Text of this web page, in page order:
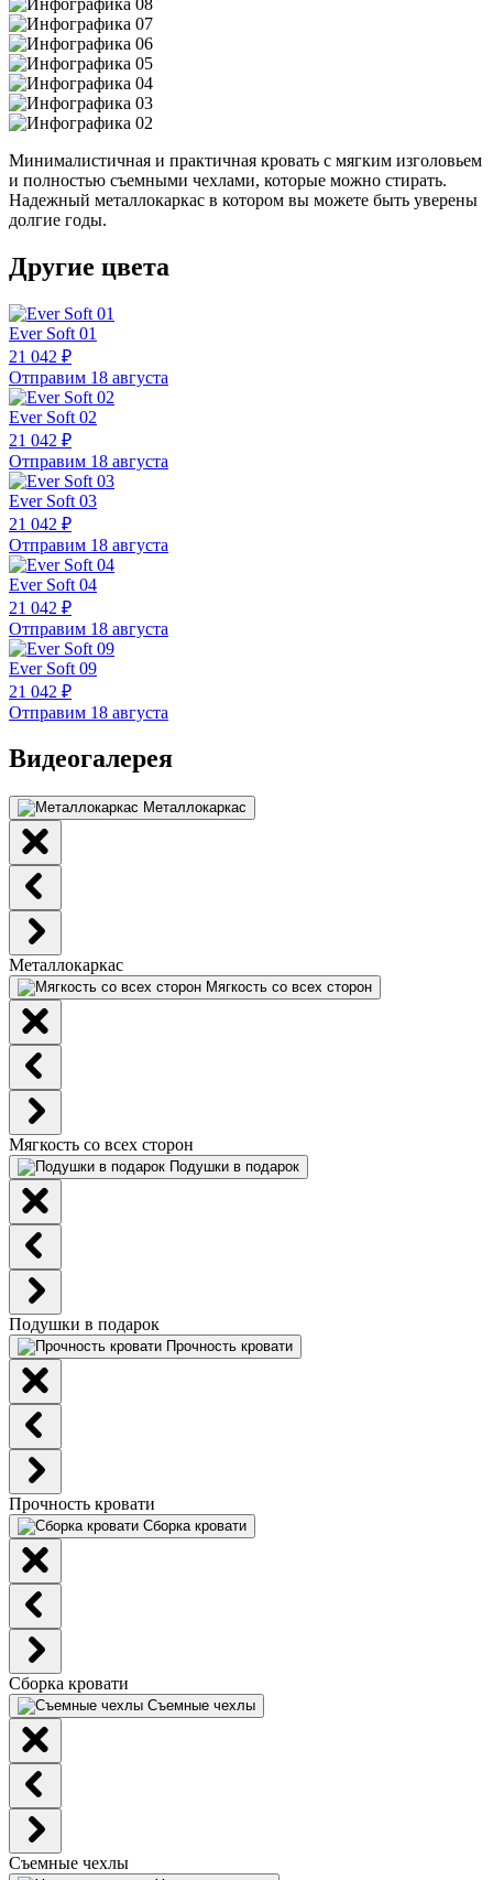
Минималистичная и практичная кровать с мягким изголовьем
и полностью съемными чехлами, которые можно стирать.
Надежный металлокаркас в котором вы можете быть уверены
долгие годы.
Другие цвета
Ever Soft 01
21 042 ₽
Отправим 18 августа
Ever Soft 02
21 042 ₽
Отправим 18 августа
Ever Soft 03
21 042 ₽
Отправим 18 августа
Ever Soft 04
21 042 ₽
Отправим 18 августа
Ever Soft 09
21 042 ₽
Отправим 18 августа
Видеогалерея
Металлокаркас
Металлокаркас
Мягкость со всех сторон
Мягкость со всех сторон
Подушки в подарок
Подушки в подарок
Прочность кровати
Прочность кровати
Сборка кровати
Сборка кровати
Съемные чехлы
Съемные чехлы